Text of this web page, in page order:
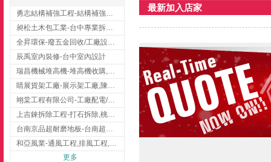
勇志結構補強工程-結構補強工程 ,桃園結構補強工程,龍潭結構補強工程
昶松土木包工業-台中專業拆除工程/挖土機出租
全昇環保-廢五金回收/工廠設備收購/機械設備回收/高價收購廠房設備
辰禹室內裝修-台中室內設計
瑞昌機械堆高機-堆高機收購,新北市堆高機,桃園堆高機
睛展貨架工廠-展示架工廠,陳列架,台中展示架工廠
翊棠工程有限公司-工廠配電/高雄消防機電公司
上吉錸拆除工程-打石拆除,桃園打石拆除,桃園拆除工程
台南京品超耐磨地板-台南超耐磨地板
和亞風業-通風工程,排風工程,彰化通風工程,彰化排風工程
更多
最新加入店家